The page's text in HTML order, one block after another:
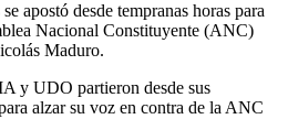
apostó desde tempranas horas para
Nacional Constituyente (ANC)
Maduro.
y UDO partieron desde sus
alzar su voz en contra de la ANC